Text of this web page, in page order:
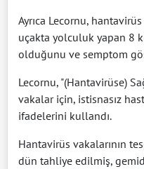
Ayrıca Lecornu,
uçakta yolculuk yapan 8
olduğunu ve semptom
Lecornu, "(Hantavirüse)
vakalar için, istisnasız
ifadelerini kullandı.
Hantavirüs vakalarının
dün tahliye edilmiş,